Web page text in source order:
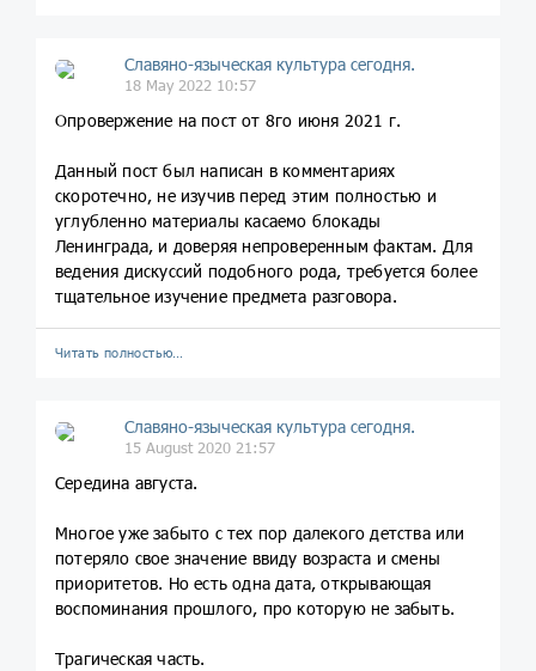
Славяно-языческая культура сегодня.
18 May 2022 10:57
Опровержение на пост от 8го июня 2021 г.
Данный пост был написан в комментариях
скоротечно, не изучив перед этим полностью и
углубленно материалы касаемо блокады
Ленинграда, и доверяя непроверенным фактам. Для
ведения дискуссий подобного рода, требуется более
тщательное изучение предмета разговора.
Читать полностью…
Славяно-языческая культура сегодня.
15 August 2020 21:57
Середина августа.
Многое уже забыто с тех пор далекого детства или
потеряло свое значение ввиду возраста и смены
приоритетов. Но есть одна дата, открывающая
воспоминания прошлого, про которую не забыть.
Трагическая часть.